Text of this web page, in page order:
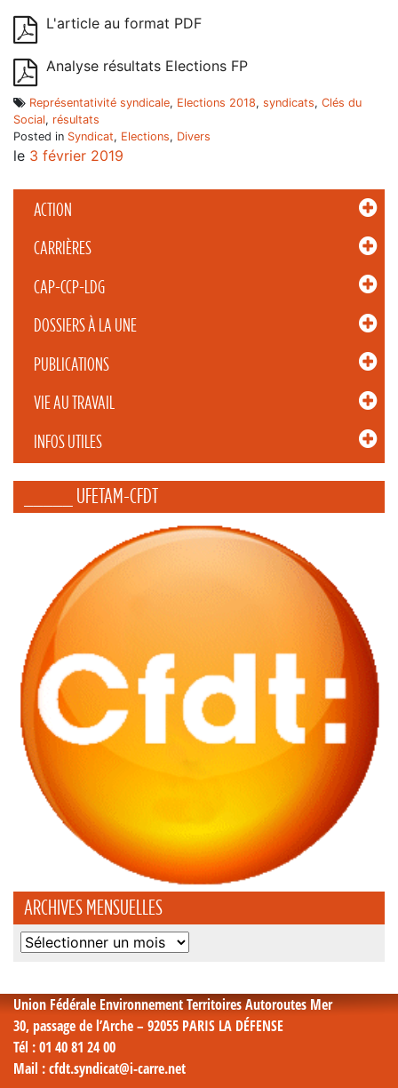
ACTION
CARRIÈRES
CAP-CCP-LDG
DOSSIERS À LA UNE
PUBLICATIONS
VIE AU TRAVAIL
INFOS UTILES
_____ UFETAM-CFDT
ARCHIVES MENSUELLES
Archives
L'article au format PDF
Analyse résultats Elections FP
Représentativité syndicale, Elections 2018, syndicats, Clés du
Social, résultats
Posted in Syndicat, Elections, Divers
le 3 février 2019
Union Fédérale Environnement Territoires Autoroutes Mer
30, passage de l’Arche – 92055 PARIS LA DÉFENSE
Tél : 01 40 81 24 00
Mail : cfdt.syndicat@i-carre.net